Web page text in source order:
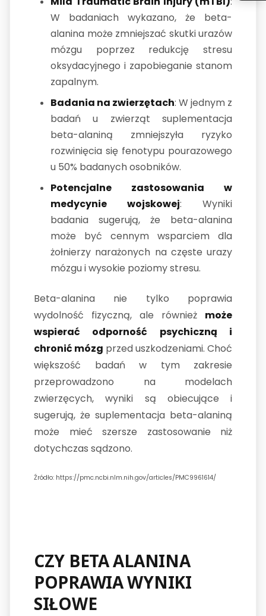
W badaniach wykazano, że beta-
alanina może zmniejszać skutki urazów
mózgu poprzez redukcję stresu
oksydacyjnego i zapobieganie stanom
zapalnym.
Badania na zwierzętach: W jednym z
badań u zwierząt suplementacja
beta-alaniną zmniejszyła ryzyko
rozwinięcia się fenotypu pourazowego
u 50% badanych osobników.
Potencjalne zastosowania w
medycynie wojskowej: Wyniki
badania sugerują, że beta-alanina
może być cennym wsparciem dla
żołnierzy narażonych na częste urazy
mózgu i wysokie poziomy stresu.
Beta-alanina nie tylko poprawia
wydolność fizyczną, ale również może
wspierać odporność psychiczną i
chronić mózg przed uszkodzeniami. Choć
większość badań w tym zakresie
przeprowadzono na modelach
zwierzęcych, wyniki są obiecujące i
sugerują, że suplementacja beta-alaniną
może mieć szersze zastosowanie niż
dotychczas sądzono.
Źródło: https://pmc.ncbi.nlm.nih.gov/articles/PMC9961614/
CZY BETA ALANINA
POPRAWIA WYNIKI
SIŁOWE